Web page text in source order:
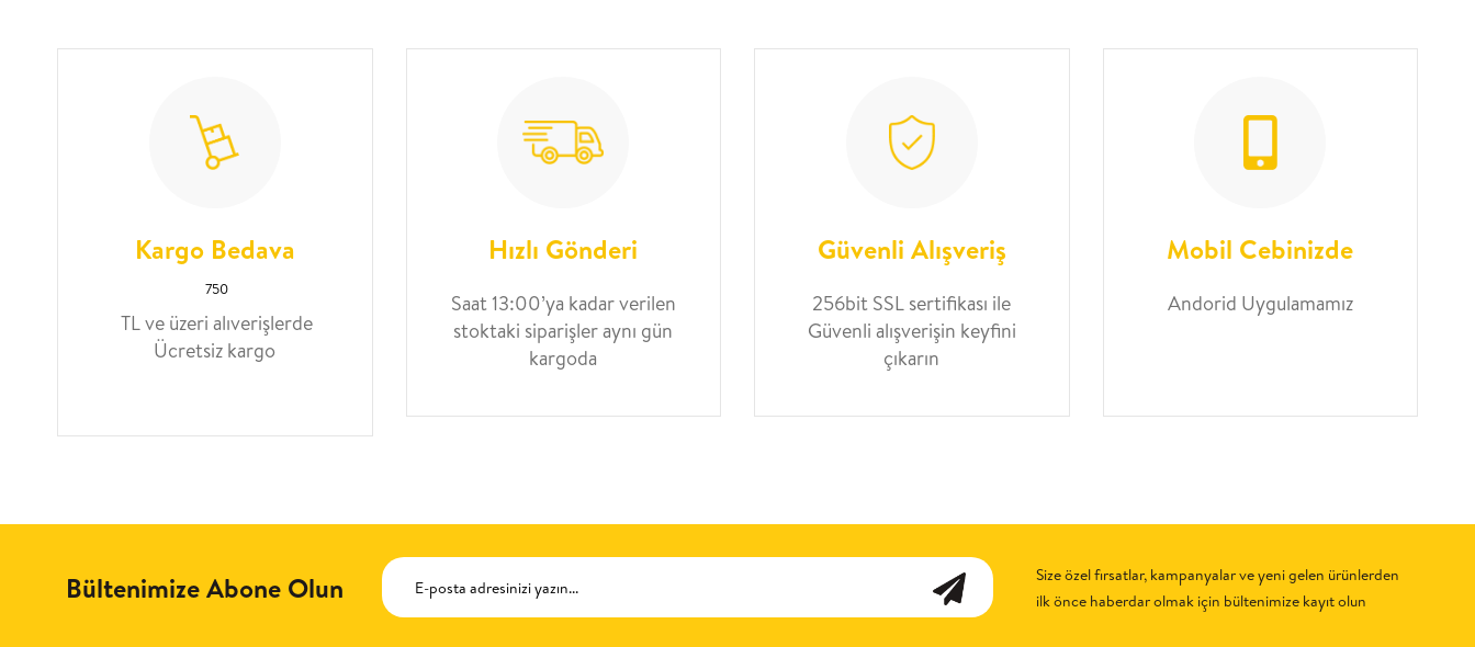
Kargo Bedava
750
TL ve üzeri alıverişlerde
Ücretsiz kargo
Hızlı Gönderi
Saat 13:00’ya kadar verilen
stoktaki siparişler aynı gün
kargoda
Güvenli Alışveriş
256bit SSL sertifikası ile
Güvenli alışverişin keyfini
çıkarın
Mobil Cebinizde
Andorid Uygulamamız
Bültenimize Abone Olun
Size özel fırsatlar, kampanyalar ve yeni gelen ürünlerden
ilk önce haberdar olmak için bültenimize kayıt olun